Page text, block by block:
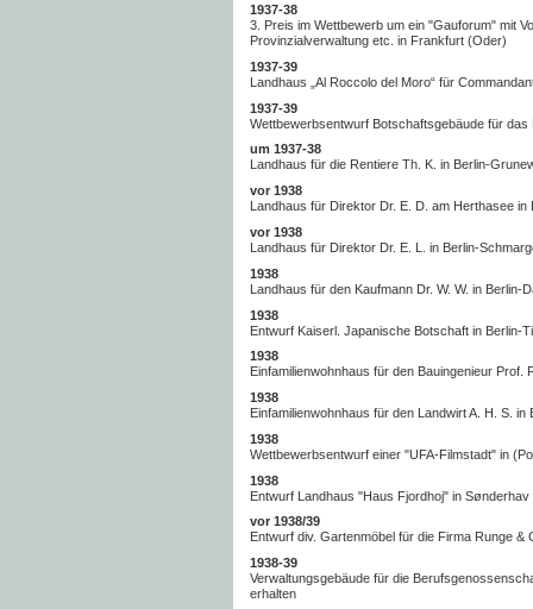
1937-38
3. Preis im Wettbewerb um ein "Gauforum" mit
Provinzialverwaltung etc. in Frankfurt (Oder)
1937-39
Landhaus „Al Roccolo del Moro“ für
1937-39
Wettbewerbsentwurf Botschaftsgebäude für
um 1937-38
Landhaus für die Rentiere Th. K. in Berlin-
vor 1938
Landhaus für Direktor Dr. E. D. am Herthasee
vor 1938
Landhaus für Direktor Dr. E. L. in Berlin-
1938
Landhaus für den Kaufmann Dr. W. W. in Berlin-
1938
Entwurf Kaiserl. Japanische Botschaft in Berlin-
1938
Einfamilienwohnhaus für den Bauingenieur Prof.
1938
Einfamilienwohnhaus für den Landwirt A. H. S. in
1938
Wettbewerbsentwurf einer "UFA-Filmstadt" in
1938
Entwurf Landhaus "Haus Fjordhoj" in
vor 1938/39
Entwurf div. Gartenmöbel für die Firma Runge &
1938-39
Verwaltungsgebäude für die
erhalten